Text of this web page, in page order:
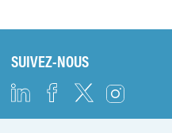
SUIVEZ-NOUS